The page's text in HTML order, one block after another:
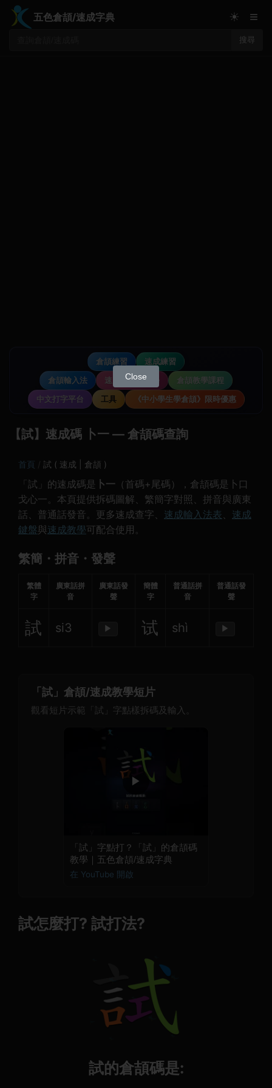
五色倉頡/速成字典
搜尋
☀ ≡
倉頡練習
速成練習
倉頡輸入法
速成輸入法教學
倉頡教學課程
中文打字平台
工具 《中小學生學倉頡》限時優惠
【試】速成碼 卜一 — 倉頡碼查詢
首頁 試 ( 速成 | 倉頡 )
「試」的速成碼是 卜一 （首碼+尾碼），倉頡碼是卜口
戈心一。本頁提供拆碼圖解、繁簡字對照、拼音與廣東
話、普通話發音。更多速成查字、 速成輸入法表、 速成
鍵盤與速成教學可配合使用。
繁簡・拼音・發聲
繁體
字
廣東話拼
音
廣東話發
聲
簡體
字
普通話拼
音
普通話發
聲
試 si3 ▶ 试 shì ▶
「試」倉頡/速成教學短片
觀看短片示範「試」字點樣拆碼及輸入。
▶
「試」字點打？「試」的倉頡碼
教學｜五色倉頡/速成字典
在 YouTube 開啟
試怎麼打? 試打法?
試的倉頡碼是:
Close